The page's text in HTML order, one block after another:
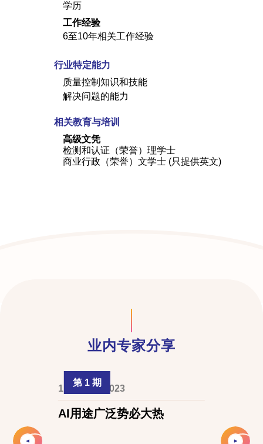
学历
工作经验
6至10年相关工作经验
行业特定能力
质量控制知识和技能
解决问题的能力
相关教育与培训
高级文凭
检测和认证（荣誉）理学士
商业行政（荣誉）文学士 (只提供英文)
业内专家分享
第 1 期
1 October 2023
AI用途广泛势必大热
Slide 2 of 2.